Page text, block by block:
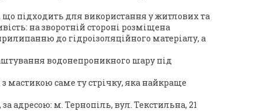
що підходить для використання у житлових та
на зворотній стороні розміщена
до гідроізоляційного матеріалу, а
водонепроникного шару під
мастикою саме ту стрічку, яка найкраще
адресою: м. Тернопіль, вул. Текстильна, 21